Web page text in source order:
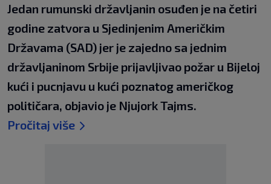
Jedan rumunski državljanin osuđen je na četiri
godine zatvora u Sjedinjenim Američkim
Državama (SAD) jer je zajedno sa jednim
državljaninom Srbije prijavljivao požar u Bijeloj
kući i pucnjavu u kući poznatog američkog
političara, objavio je Njujork Tajms.
Pročitaj više